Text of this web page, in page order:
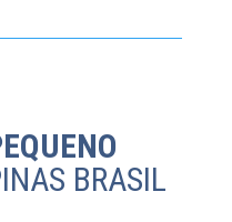
BRASIL